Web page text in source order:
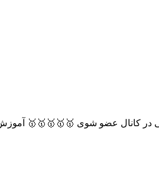
در کانال عضو شوی 🥇🥇🥇🥇🥇